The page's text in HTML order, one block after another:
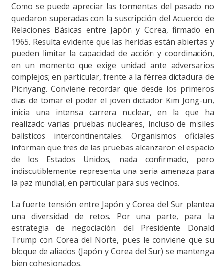
Como se puede apreciar las tormentas del pasado no
quedaron superadas con la suscripción del Acuerdo de
Relaciones Básicas entre Japón y Corea, firmado en
1965. Resulta evidente que las heridas están abiertas y
pueden limitar la capacidad de acción y coordinación,
en un momento que exige unidad ante adversarios
complejos; en particular, frente a la férrea dictadura de
Pionyang. Conviene recordar que desde los primeros
días de tomar el poder el joven dictador Kim Jong-un,
inicia una intensa carrera nuclear, en la que ha
realizado varias pruebas nucleares, incluso de misiles
balísticos intercontinentales. Organismos oficiales
informan que tres de las pruebas alcanzaron el espacio
de los Estados Unidos, nada confirmado, pero
indiscutiblemente representa una seria amenaza para
la paz mundial, en particular para sus vecinos.
La fuerte tensión entre Japón y Corea del Sur plantea
una diversidad de retos. Por una parte, para la
estrategia de negociación del Presidente Donald
Trump con Corea del Norte, pues le conviene que su
bloque de aliados (Japón y Corea del Sur) se mantenga
bien cohesionados.